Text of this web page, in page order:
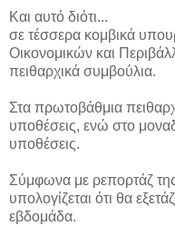
Και αυτό διότι...
σε τέσσερα κομβικά
Οικονομικών και
πειθαρχικά συμβούλια.
Στα πρωτοβάθμια
υποθέσεις, ενώ στο
υποθέσεις.
Σύμφωνα με ρεπορτάζ
υπολογίζεται ότι θα
εβδομάδα.